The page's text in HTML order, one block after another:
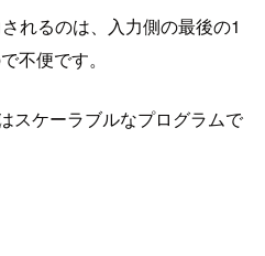
れるのは、入力側の最後の1
不便です。
スケーラブルなプログラムで